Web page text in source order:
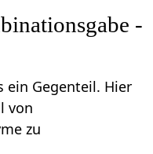
-
ein Gegenteil. Hier
von
zu